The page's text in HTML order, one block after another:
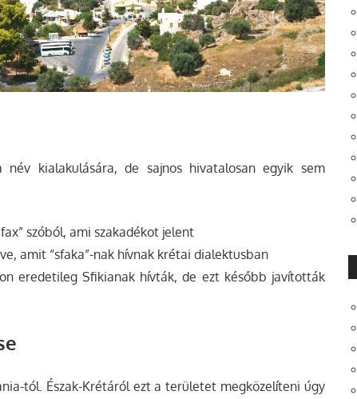
kialakulására, de sajnos hivatalosan egyik sem
szóból, ami szakadékot jelent
amit “sfaka”-nak hívnak krétai dialektusban
eredetileg Sfikianak hívták, de ezt később javították
tól. Észak-Krétáról ezt a területet megközelíteni úgy